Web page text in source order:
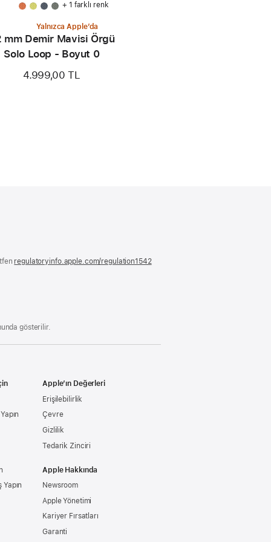
+ 1 farklı renk
Yalnızca Apple’da
mm Demir Mavisi Örgü
Solo Loop - Boyut 0
4.999,00 TL
regulatoryinfo.apple.com/regulation1542(yeni
gösterilir.
Apple’ın Değerleri
Erişilebilirlik
Çevre
Gizlilik
Tedarik Zinciri
Apple Hakkında
Newsroom
Apple Yönetimi
Kariyer Fırsatları
Garanti